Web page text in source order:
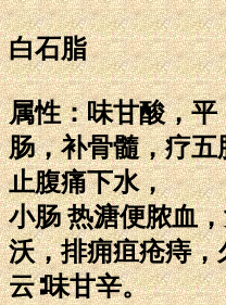
白石脂
属性：味甘酸，
肠，补骨髓，疗
止腹痛下水，
小肠 热溏便脓血
沃，排痈疽疮痔
云∶味甘辛。